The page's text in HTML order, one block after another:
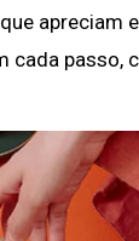
apreciam
cada passo,